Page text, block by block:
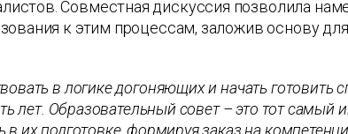
Совместная дискуссия позволила
к этим процессам, заложив основу
в логике догоняющих и начать готовить
лет. Образовательный совет – это тот самый